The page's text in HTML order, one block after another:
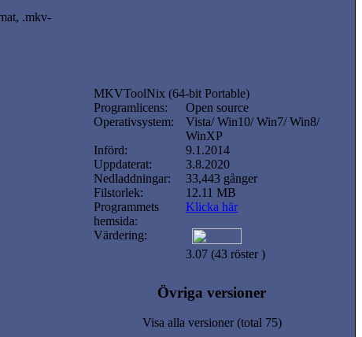
.mkv-
MKVToolNix (64-bit Portable)
Programlicens:
Open source
Operativsystem:
Vista/ Win10/ Win7/ Win8/
WinXP
Införd:
9.1.2014
Uppdaterat:
3.8.2020
Nedladdningar:
33,443 gånger
Filstorlek:
12.11 MB
Programmets
hemsida:
Klicka här
Värdering:
3.07 (43 röster )
Övriga versioner
Visa alla versioner (total 75)